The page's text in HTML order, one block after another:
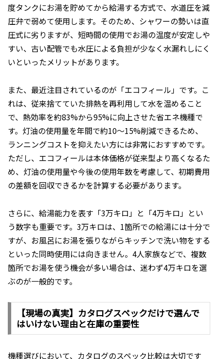
度タンクにお湯を貯めてから給湯する方式で、水道圧を減
圧弁で弱めて使用します。そのため、シャワーの勢いは直
圧式に劣りますが、短時間の使用でお湯の温度が安定しや
すい、古い配管でも水圧による負担が少なく水漏れしにく
いといったメリットがあります。
また、最近注目されているのが「エコフィール」です。こ
れは、従来捨てていた排熱を再利用して水を温めること
で、熱効率を約83%から95%に向上させた省エネ機種で
す。灯油の使用量を年間で約10〜15%削減できるため、
ランニングコストを抑えたい方には非常におすすめです。
ただし、エコフィールは本体価格が従来型より高くなるた
め、灯油の使用量や今後の使用年数を考慮して、初期費用
の差額を回収できるかを計算する必要があります。
さらに、給湯能力を表す「3万キロ」と「4万キロ」とい
う数字も重要です。3万キロは、1箇所での給湯には十分で
すが、お風呂にお湯を張りながらキッチンで洗い物をする
といった同時使用には向きません。4人家族などで、複数
箇所でお湯を使う機会が多い場合は、迷わず4万キロを選
ぶのが一般的です。
【現場の真実】カタログスペックだけで選んで
はいけない理由と在庫の重要性
機種選びにおいて、カタログのスペック比較は大切です